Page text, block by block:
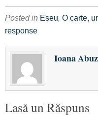
Posted in Eseu, O carte,
response
Ioana
Lasă un Răspuns